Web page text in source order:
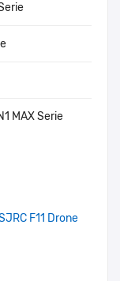
MAX Serie
F11 Drone